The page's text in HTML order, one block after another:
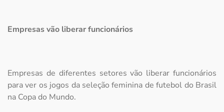
Empresas vão liberar funcionários
Empresas de diferentes setores vão liberar funcionários
para ver os jogos da seleção feminina de futebol do Brasil
na Copa do Mundo.